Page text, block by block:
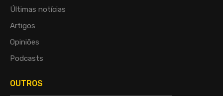
Últimas notícias
Artigos
Opiniões
Podcasts
OUTROS